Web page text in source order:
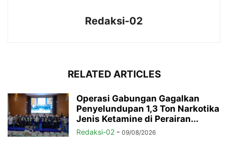
Redaksi-02
RELATED ARTICLES
Operasi Gabungan Gagalkan
Penyelundupan 1,3 Ton Narkotika
Jenis Ketamine di Perairan...
Redaksi-02 - 09/08/2026